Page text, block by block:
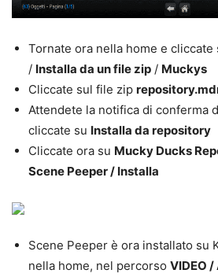
Tornate ora nella home e cliccate
/ Installa da un file zip / Muckys
Cliccate sul file zip
Attendete la notifica di conferma
cliccate su Installa da repository
Cliccate ora su Mucky Ducks
Scene Peeper / Installa
Scene Peeper è ora installato su
nella home, nel percorso VIDEO